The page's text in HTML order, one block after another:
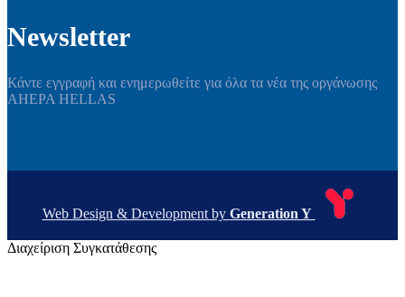
Newsletter
Κάντε εγγραφή και ενημερωθείτε για όλα τα νέα της οργάνωσης
AHEPA HELLAS
Web Design & Development by Generation Y
Διαχείριση Συγκατάθεσης